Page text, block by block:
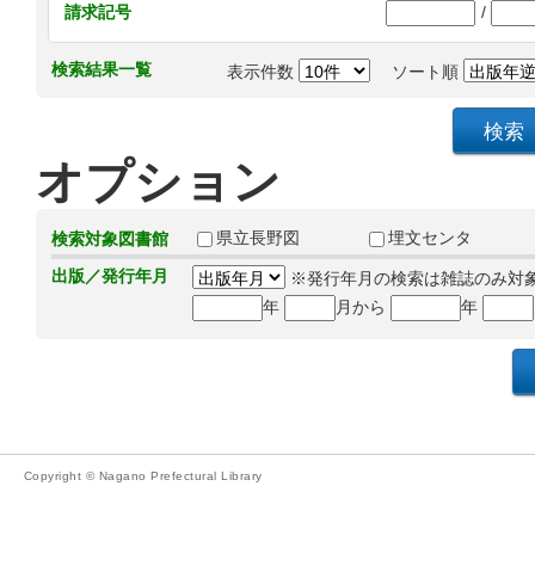
請求記号
/
検索結果一覧 表示件数 ソート順
オプション
検索対象図書館 県立長野図
埋文センタ
出版／発行年月
※発行年月の検索は雑誌のみ対
年
月から 年
Copyright © Nagano Prefectural Library